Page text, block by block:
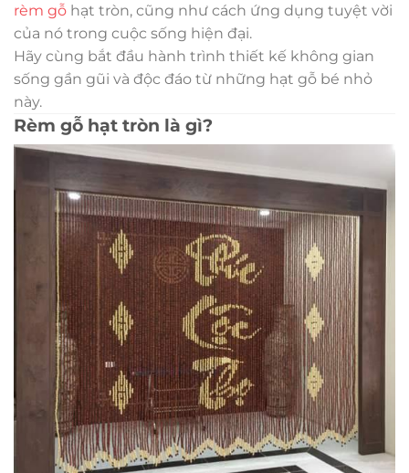
rèm gỗ hạt tròn, cũng như cách ứng dụng tuyệt vời
của nó trong cuộc sống hiện đại.
Hãy cùng bắt đầu hành trình thiết kế không gian
sống gần gũi và độc đáo từ những hạt gỗ bé nhỏ
này.
Rèm gỗ hạt tròn là gì?